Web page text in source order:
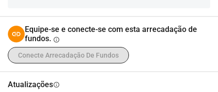
Equipe-se e conecte-se com esta arrecadação de
fundos. info
Conecte Arrecadação De Fundos
Atualizaçõesinfo